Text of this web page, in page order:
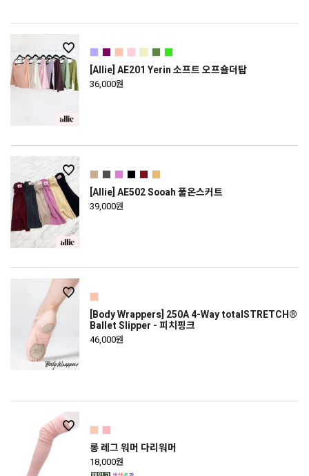
[Allie] AE201 Yerin 소프트 오프숄더탑
36,000원
[Allie] AE502 Sooah 풀온스커트
39,000원
[Body Wrappers] 250A 4-Way totalSTRETCH®
Ballet Slipper - 피치핑크
46,000원
롱 레그 워머 다리워머
18,000원